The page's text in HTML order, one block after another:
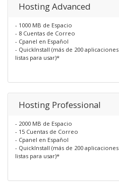
Hosting Advanced
- 1000 MB de Espacio
- 8 Cuentas de Correo
- Cpanel en Español
- QuickInstall (más de 200 aplicaciones
listas para usar)*
Hosting Professional
- 2000 MB de Espacio
- 15 Cuentas de Correo
- Cpanel en Español
- QuickInstall (más de 200 aplicaciones
listas para usar)*